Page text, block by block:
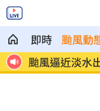
即時 颱風動
颱風逼近淡水